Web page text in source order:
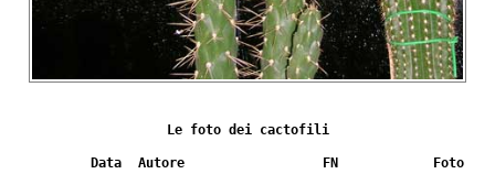
Le foto dei cactofili
Data Autore FN Foto